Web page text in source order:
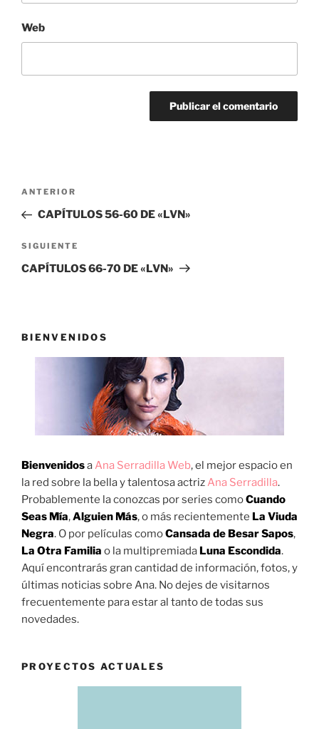
Web
Navegación
entradas
Entrada
anterior:
ANTERIOR
CAPÍTULOS 56-60 DE «LVN»
Siguiente
entrada
SIGUIENTE
CAPÍTULOS 66-70 DE «LVN»
BIENVENIDOS
BienvenidosaAna Serradilla Web, el mejor espacio en
la red sobre la bella y talentosa actrizAna Serradilla.
Probablemente la conozcas por series comoCuando
Seas Mía,Alguien Más, o más recientemente La Viuda
Negra. O por películas comoCansada de Besar Sapos,
La Otra Familia o la multipremiada Luna Escondida.
Aquí encontrarás gran cantidad de información, fotos, y
últimas noticias sobre Ana. No dejes de visitarnos
frecuentemente para estar al tanto de todas sus
novedades.
PROYECTOS ACTUALES